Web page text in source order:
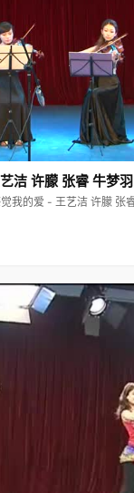
么高分数，是因为我也付
话就能学习好；初中的时
不一样，你要有自己的学
的结果。但是这也不是全
能有自己的秘方和技巧，
包，卖得多，才能挣更多
学多看多练，才会有好的结果
北大的广博深厚磨平了杨
很好的同学，杨森能坦然
自己也不例外，"学习真
洁 许朦 张睿 牛梦羽
我的爱 - 王艺洁 许朦 张